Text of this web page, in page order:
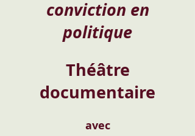
conviction en
politique
Théâtre
documentaire
avec